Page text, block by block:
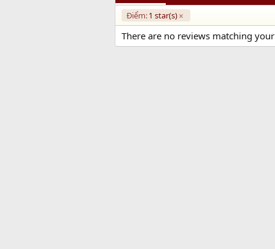
Điểm:1 star(s)
There are no reviews matching